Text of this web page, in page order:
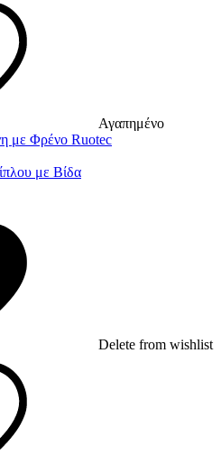
Αγαπημένο
με Φρένο Ruotec
Delete from wishlist